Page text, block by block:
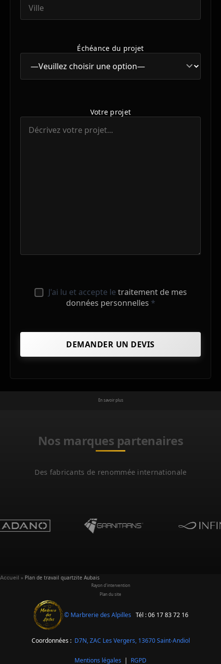
Échéance du projet
Votre projet
J'ai lu et accepte le traitement de mes
données personnelles *
En savoir plus
Nos marques partenaires
Des fabricants de renommée internationale
Accueil » Plan de travail quartzite Aubais
Rayon d'intervention
Plan du site
© Marbrerie des Alpilles Tél : 06 17 83 72 16
Coordonnées : D7N, ZAC Les Vergers, 13670 Saint-Andiol
Mentions légales | RGPD